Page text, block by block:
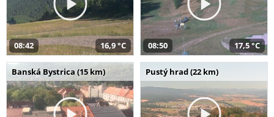
08:42 16,9 °C 08:50 17,5 °C
Banská Bystrica (15 km) Pustý hrad (22 km)